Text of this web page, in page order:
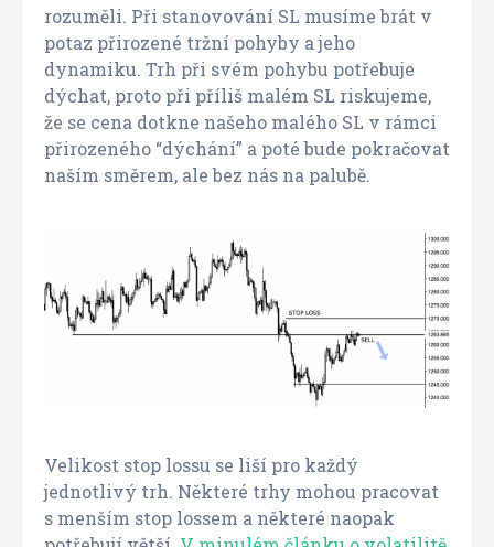
rozuměli. Při stanovování SL musíme brát v
potaz přirozené tržní pohyby a jeho
dynamiku. Trh při svém pohybu potřebuje
dýchat, proto při příliš malém SL riskujeme,
že se cena dotkne našeho malého SL v rámci
přirozeného “dýchání” a poté bude pokračovat
naším směrem, ale bez nás na palubě.
Velikost stop lossu se liší pro každý
jednotlivý trh. Některé trhy mohou pracovat
s menším stop lossem a některé naopak